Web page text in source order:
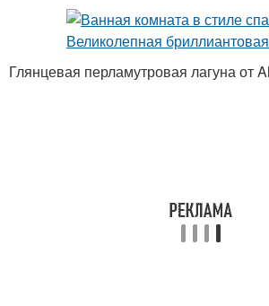
Глянцевая перламутровая лагуна от